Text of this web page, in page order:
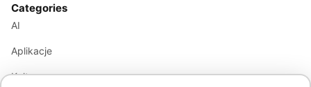
Categories
AI
Aplikacje
Kultura